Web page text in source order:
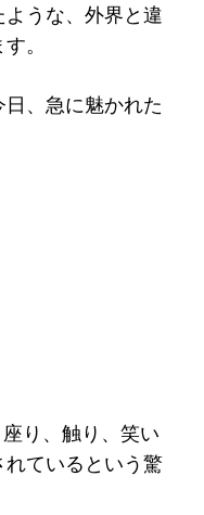
うな、外界と違
。
、急に魅かれた
り、触り、笑い
ているという驚